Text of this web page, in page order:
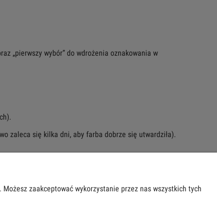
„pierwszy wybór” do wdrożenia oznakowania w
zaleca się kilka dni, aby farba dobrze się utwardziła).
prywatności
Kontakt i dane firmy
zaakceptować wykorzystanie przez nas wszystkich tych